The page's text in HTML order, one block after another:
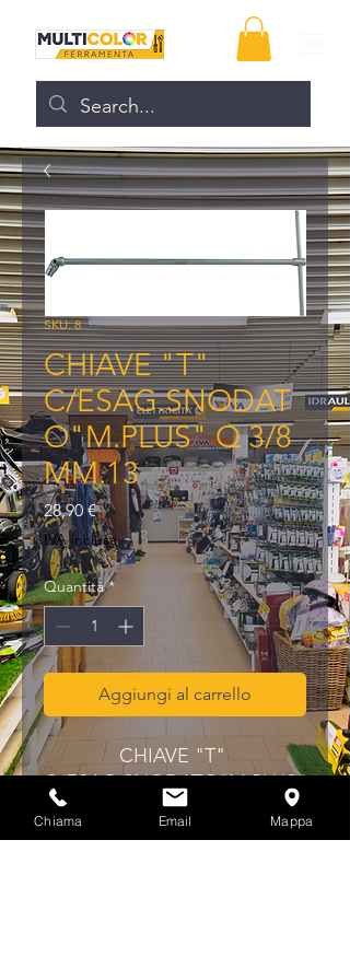
SKU: 8
CHIAVE "T"
C/ESAG.SNODAT
O"M.PLUS" Q 3/8
MM.13
28,90 €Prezzo
IVA inclusa
Quantità *
Aggiungi al carrello
CHIAVE "T"
C/ESAG.SNODATO"M.PLUS"
Q 3/8 MM.13
Chiama Email Mappa